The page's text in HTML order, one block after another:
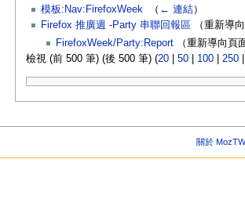
模板:Nav:FirefoxWeek‎ （ ← 連結）
Firefox 推廣週 -Party 串聯回報區 （重新導
FirefoxWeek/Party:Report（重新導向頁
檢視 (前 500 筆) (後 500 筆) (20| 50| 100| 250
關於